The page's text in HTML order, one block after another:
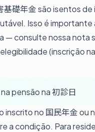
基礎年金 são isentos
Isso é
— consultenossa nota
(inscrição
pensão na 初診日
no 国民年金 ou
a condição. Para